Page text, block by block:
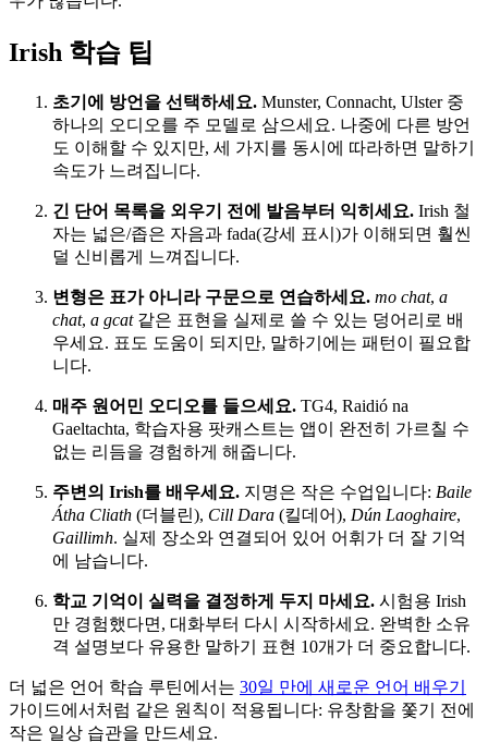
Irish 학습 팁
초기에 방언을 선택하세요. Munster, Connacht, Ulster 중
하나의 오디오를 주 모델로 삼으세요. 나중에 다른 방언
도 이해할 수 있지만, 세 가지를 동시에 따라하면 말하기
속도가 느려집니다.
긴 단어 목록을 외우기 전에 발음부터 익히세요. Irish 철
자는 넓은/좁은 자음과 fada(강세 표시)가 이해되면 훨씬
덜 신비롭게 느껴집니다.
변형은 표가 아니라 구문으로 연습하세요. mo chat, a
chat, a gcat같은 표현을 실제로 쓸 수 있는 덩어리로 배
우세요. 표도 도움이 되지만, 말하기에는 패턴이 필요합
니다.
매주 원어민 오디오를 들으세요. TG4, Raidió na
Gaeltachta, 학습자용 팟캐스트는 앱이 완전히 가르칠 수
없는 리듬을 경험하게 해줍니다.
주변의 Irish를 배우세요. 지명은 작은 수업입니다: Baile
Átha Cliath (더블린), Cill Dara (킬데어), Dún Laoghaire,
Gaillimh. 실제 장소와 연결되어 있어 어휘가 더 잘 기억
에 남습니다.
학교 기억이 실력을 결정하게 두지 마세요. 시험용 Irish
만 경험했다면, 대화부터 다시 시작하세요. 완벽한 소유
격 설명보다 유용한 말하기 표현 10개가 더 중요합니다.
더 넓은 언어 학습 루틴에서는 30일 만에 새로운 언어 배우기
가이드에서처럼 같은 원칙이 적용됩니다: 유창함을 쫓기 전에
작은 일상 습관을 만드세요.